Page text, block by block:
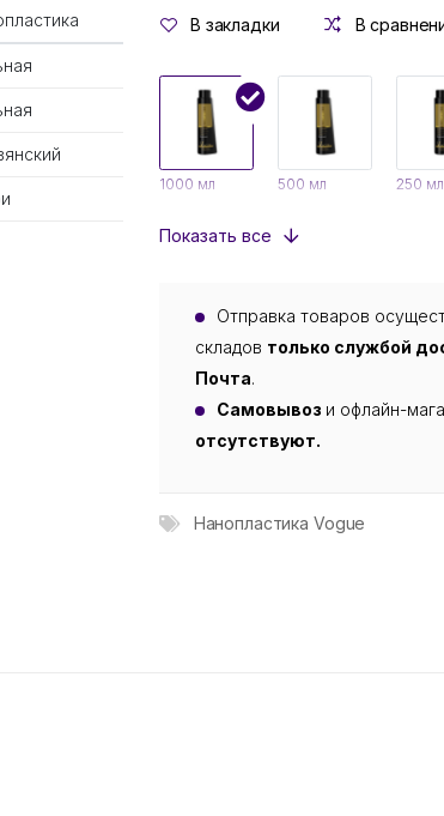
В закладки В
1000 мл 500 мл 250 мл
Показать все
Отправка товаров
складов только службой
Почта.
Самовывоз и офлайн-
отсутствуют.
Нанопластика Vogue